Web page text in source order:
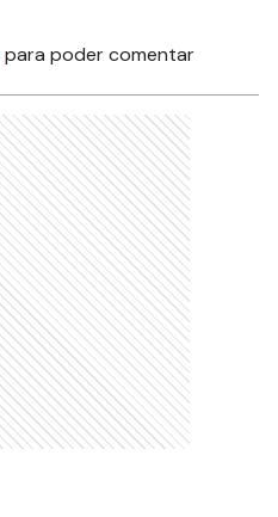
para poder comentar